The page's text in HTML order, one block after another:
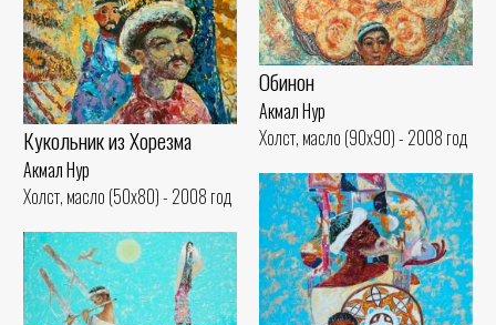
Обинон
Акмал Нур
Холст, масло (90x90) - 2008 год
Кукольник из Хорезма
Акмал Нур
Холст, масло (50x80) - 2008 год